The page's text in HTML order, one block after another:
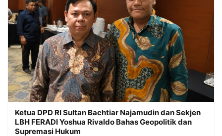
Ketua DPD RI Sultan Bachtiar Najamudin dan Sekjen
LBH FERADI Yoshua Rivaldo Bahas Geopolitik dan
Supremasi Hukum